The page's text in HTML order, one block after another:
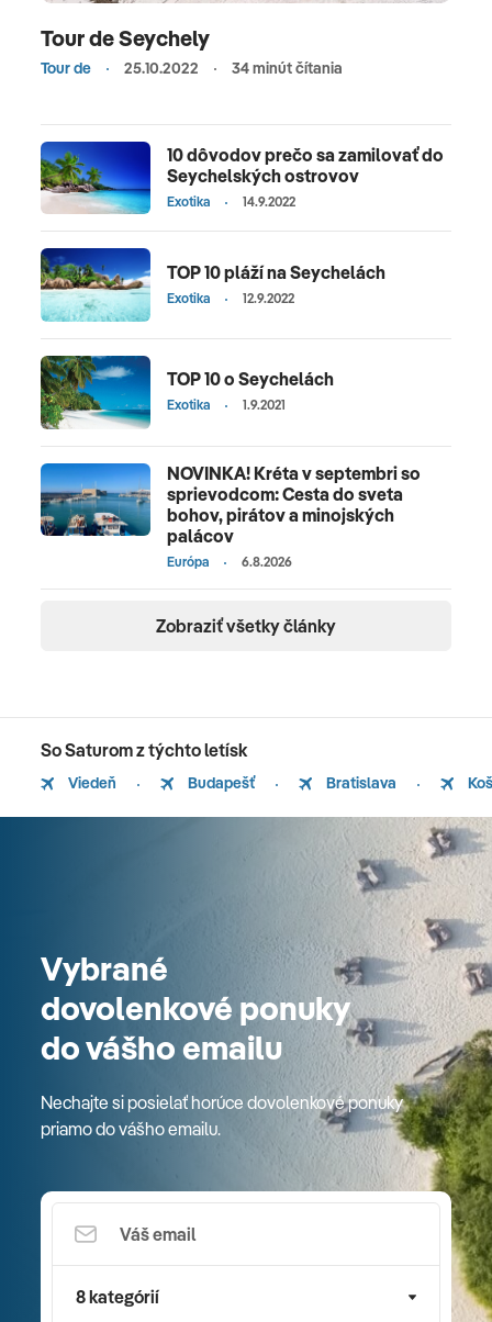
Tour de Seychely
Tour de 25.10.2022 34 minút čítania
10 dôvodov prečo sa zamilovať do
Seychelských ostrovov
Exotika 14.9.2022
TOP 10 pláží na Seychelách
Exotika 12.9.2022
TOP 10 o Seychelách
Exotika 1.9.2021
NOVINKA! Kréta v septembri so
sprievodcom: Cesta do sveta
bohov, pirátov a minojských
palácov
Európa 6.8.2026
Zobraziť všetky články
So Saturom z týchto letísk
Viedeň Budapešť Bratislava
Vybrané
dovolenkové ponuky
do vášho emailu
Nechajte si posielať horúce dovolenkové ponuky
priamo do vášho emailu.
8 kategórií